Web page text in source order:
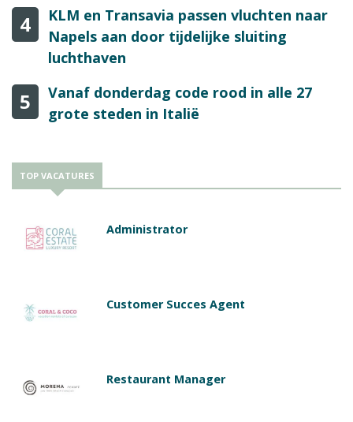
4
KLM en Transavia passen vluchten naar
Napels aan door tijdelijke sluiting
luchthaven
5
Vanaf donderdag code rood in alle 27
grote steden in Italië
TOP VACATURES
Administrator
Customer Succes Agent
Restaurant Manager